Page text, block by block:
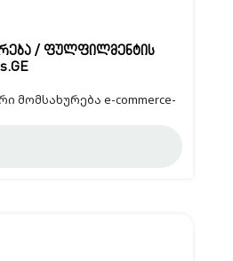
/ ფულფილმენტის
მომსახურება e-commerce-